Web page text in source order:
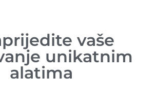
vaše
unikatnim
alatima